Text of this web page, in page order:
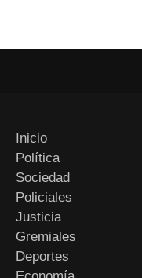
Inicio
Política
Sociedad
Policiales
Justicia
Gremiales
Deportes